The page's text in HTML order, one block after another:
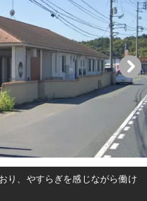
り、やすらぎを感じながら働け